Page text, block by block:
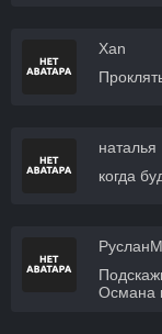
Xan
наталья
когда
РусланМ
Османа